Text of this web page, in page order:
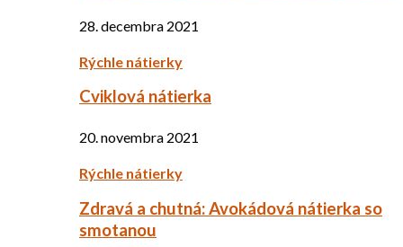
28. decembra 2021
Rýchle nátierky
Cviklová nátierka
20. novembra 2021
Rýchle nátierky
Zdravá a chutná: Avokádová nátierka so
smotanou